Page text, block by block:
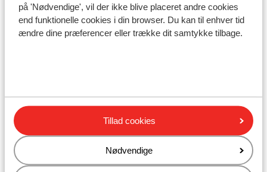
på 'Nødvendige', vil der ikke blive placeret andre cookies
end funktionelle cookies i din browser. Du kan til enhver tid
ændre dine præferencer eller trække dit samtykke tilbage.
Tillad cookies
Nødvendige
Afstand til nærmeste kiosk ca. 1,4 kilometer
På en let skrånende vej
Undervisning